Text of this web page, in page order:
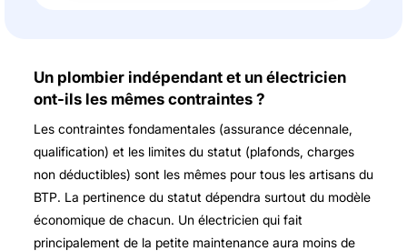
Un plombier indépendant et un électricien
ont-ils les mêmes contraintes ?
Les contraintes fondamentales (assurance décennale,
qualification) et les limites du statut (plafonds, charges
non déductibles) sont les mêmes pour tous les artisans du
BTP. La pertinence du statut dépendra surtout du modèle
économique de chacun. Un électricien qui fait
principalement de la petite maintenance aura moins de